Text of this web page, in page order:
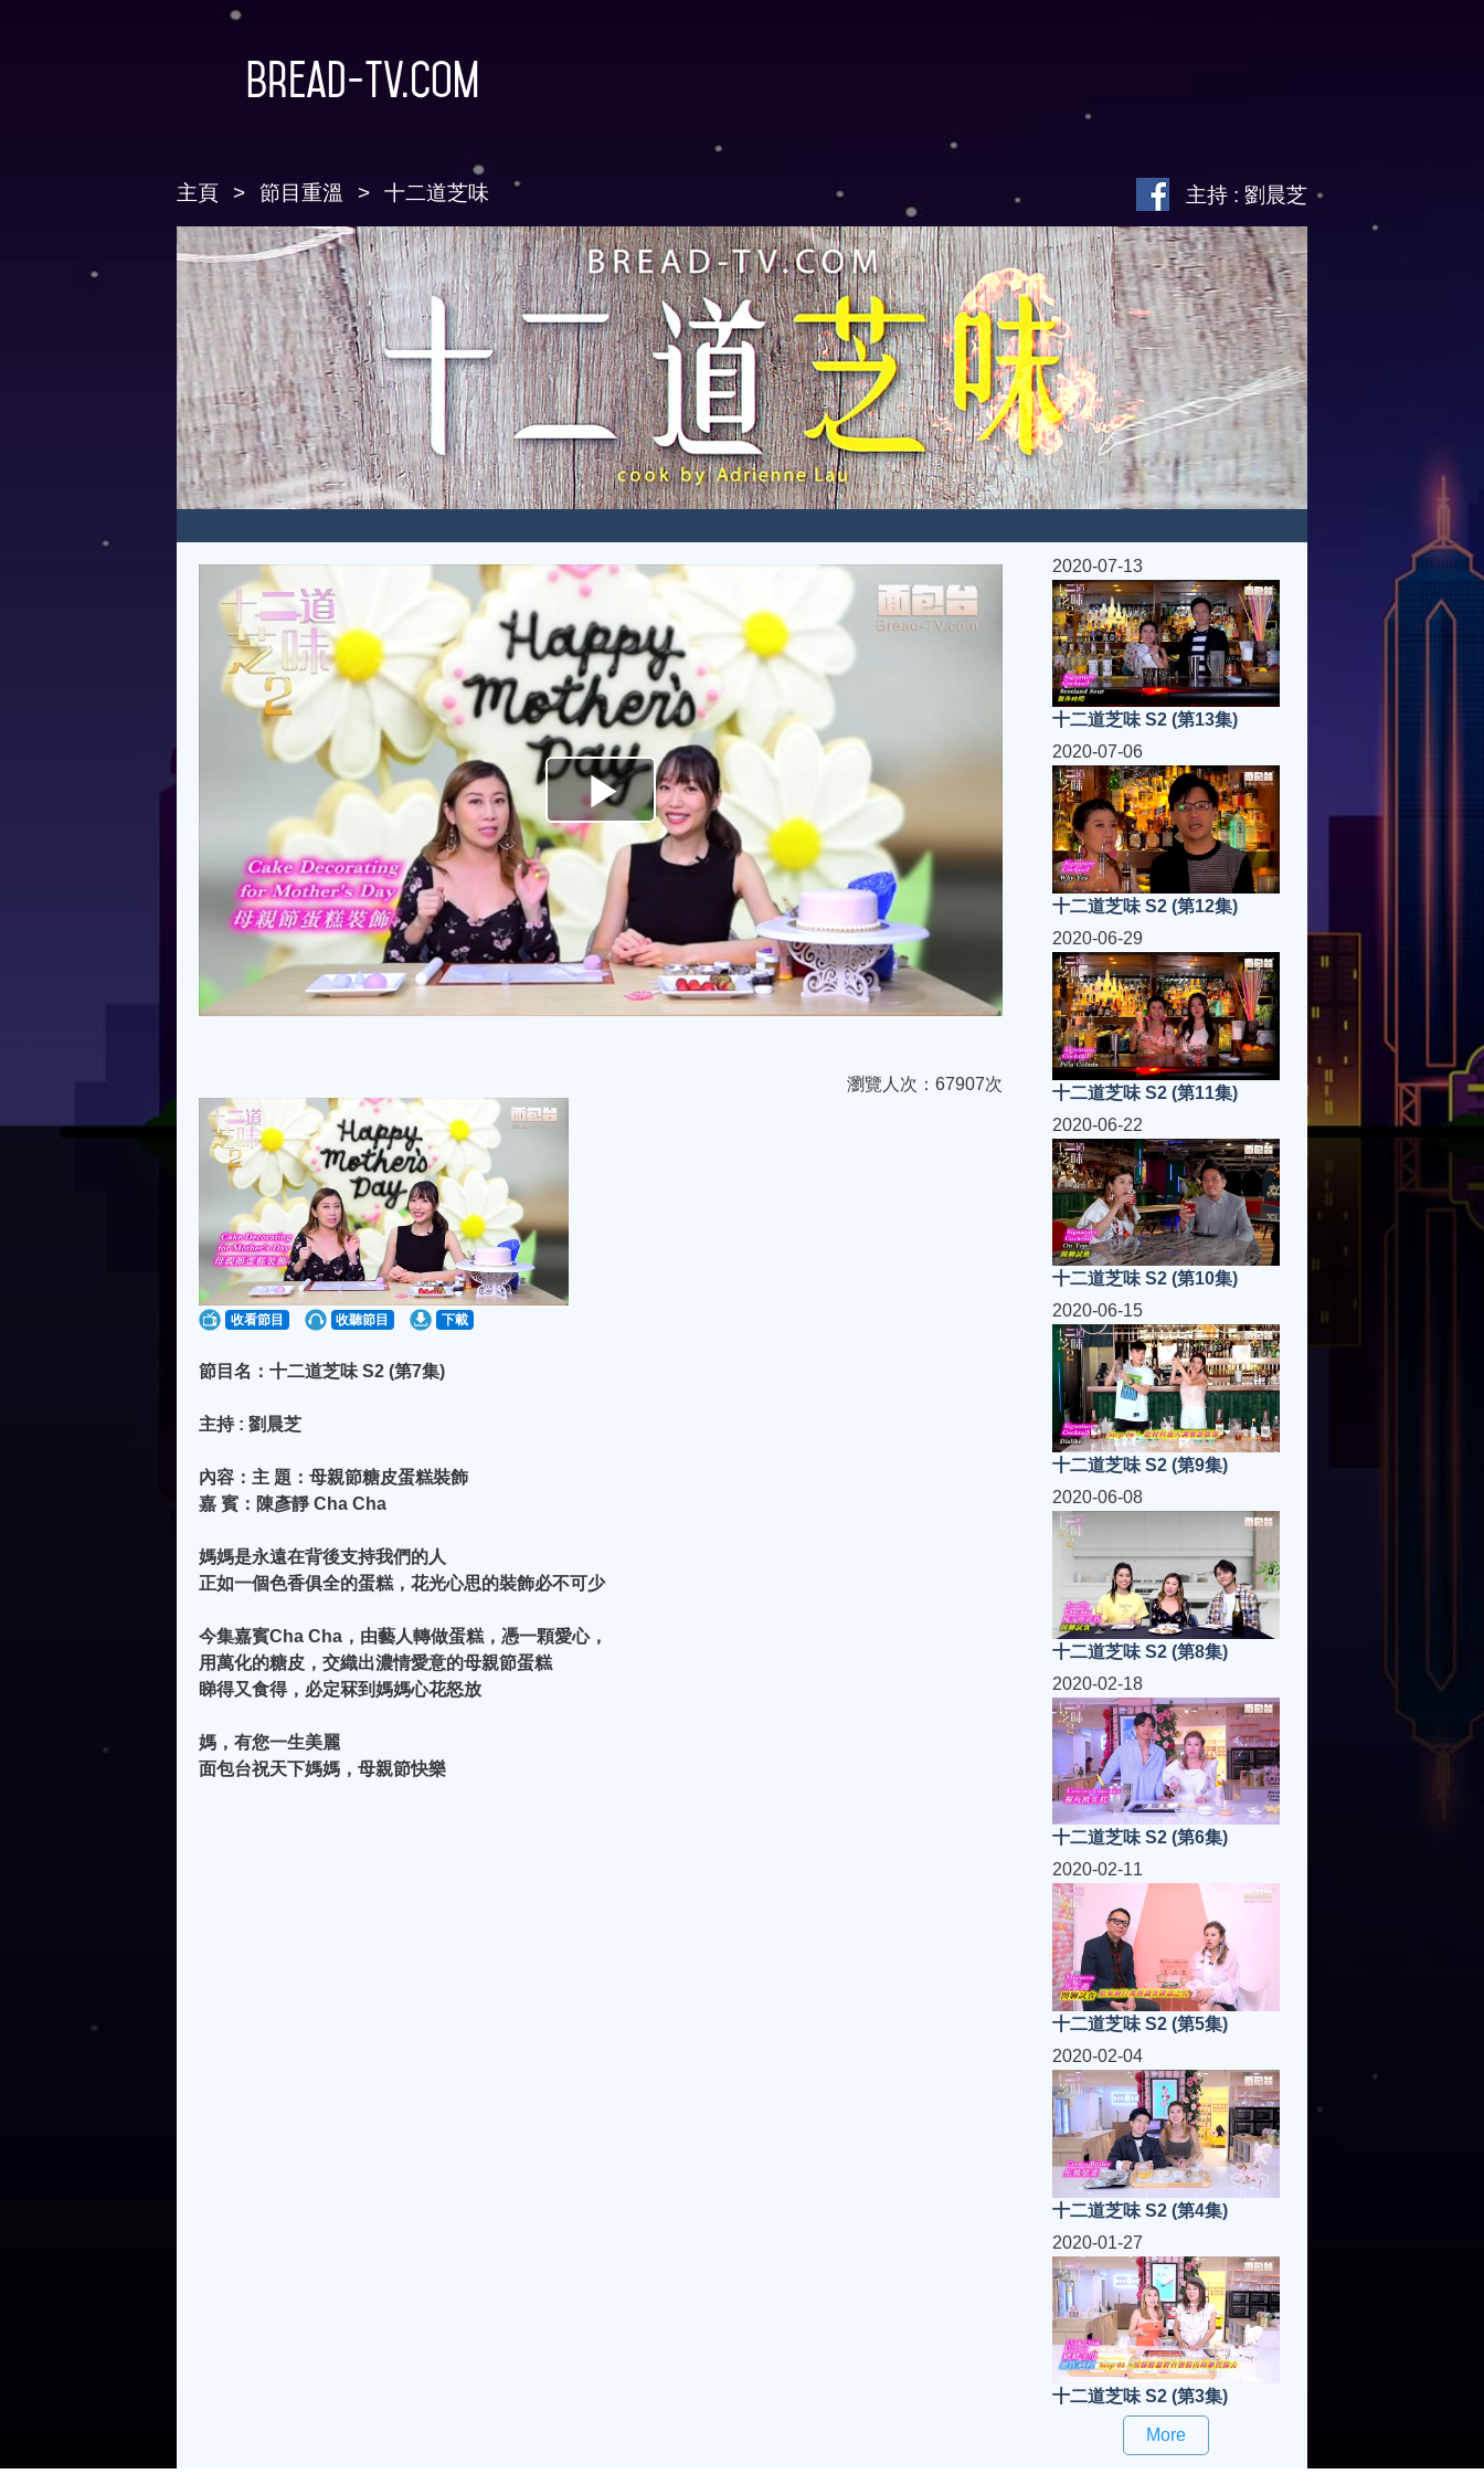
Bread-TV.com
主頁 節目重溫 十二道芝味 主持 : 劉晨芝
Play
Video
瀏覽人次：67907次
收看節目 收聽節目 下載
節目名：十二道芝味 S2 (第7集)
主持 : 劉晨芝
內容：主 題：母親節糖皮蛋糕裝飾
嘉 賓：陳彥靜 Cha Cha
媽媽是永遠在背後支持我們的人
正如一個色香俱全的蛋糕，花光心思的裝飾必不可少
今集嘉賓Cha Cha，由藝人轉做蛋糕，憑一顆愛心，
用萬化的糖皮，交織出濃情愛意的母親節蛋糕
睇得又食得，必定冧到媽媽心花怒放
媽，有您一生美麗
面包台祝天下媽媽，母親節快樂
2020-07-13
十二道芝味 S2 (第13集)
2020-07-06
十二道芝味 S2 (第12集)
2020-06-29
十二道芝味 S2 (第11集)
2020-06-22
十二道芝味 S2 (第10集)
2020-06-15
十二道芝味 S2 (第9集)
2020-06-08
十二道芝味 S2 (第8集)
2020-02-18
十二道芝味 S2 (第6集)
2020-02-11
十二道芝味 S2 (第5集)
2020-02-04
十二道芝味 S2 (第4集)
2020-01-27
十二道芝味 S2 (第3集)
More